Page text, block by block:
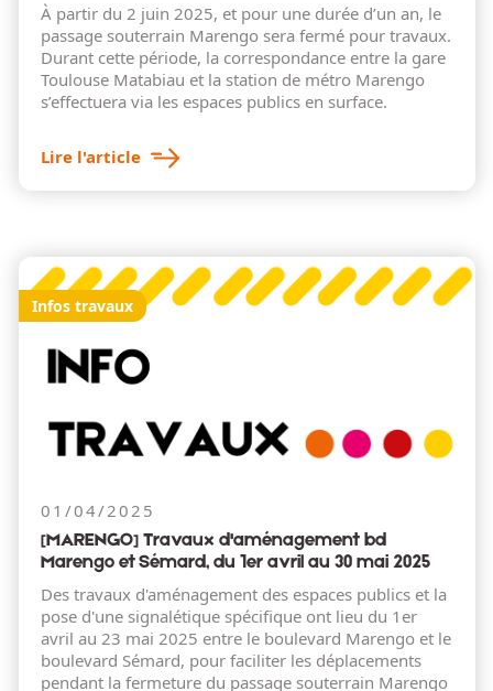
À partir du 2 juin 2025, et pour une durée d’un an, le
passage souterrain Marengo sera fermé pour travaux.
Durant cette période, la correspondance entre la gare
Toulouse Matabiau et la station de métro Marengo
s’effectuera via les espaces publics en surface.
Lire l'article
Infos travaux
01/04/2025
[MARENGO] Travaux d'aménagement bd
Marengo et Sémard, du 1er avril au 30 mai 2025
Des travaux d'aménagement des espaces publics et la
pose d'une signalétique spécifique ont lieu du 1er
avril au 23 mai 2025 entre le boulevard Marengo et le
boulevard Sémard, pour faciliter les déplacements
pendant la fermeture du passage souterrain Marengo